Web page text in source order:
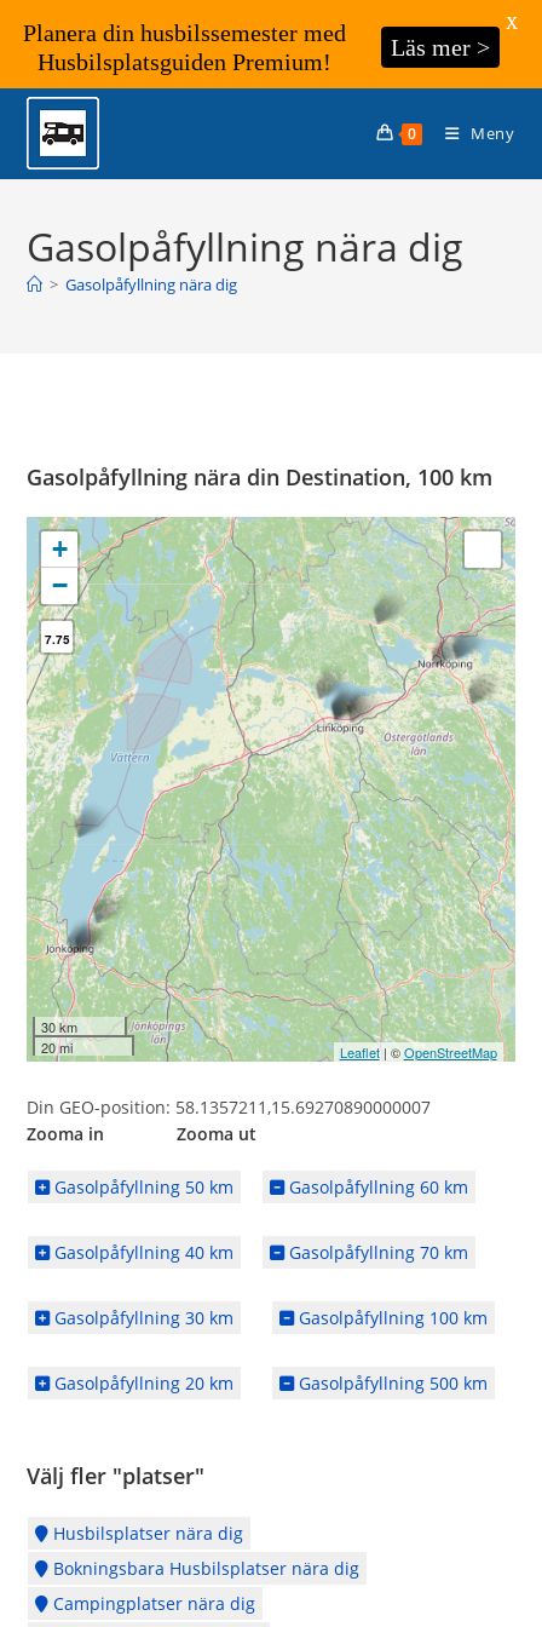
Hoppa
innehållet
0 Meny
Gasolpåfyllning nära dig
> Gasolpåfyllning nära dig
Gasolpåfyllning nära din Destination, 100 km
+
−
7.75
30 km
20 mi
Leaflet| ©OpenStreetMap
Din GEO-position: 58.1357211,15.69270890000007
Zooma in Zooma ut
Gasolpåfyllning 50 km Gasolpåfyllning 60 km
Gasolpåfyllning 40 km Gasolpåfyllning 70 km
Gasolpåfyllning 30 km Gasolpåfyllning 100 km
Gasolpåfyllning 20 km Gasolpåfyllning 500 km
Välj fler "platser"
Husbilsplatser nära dig
Bokningsbara Husbilsplatser nära dig
Campingplatser nära dig
Planera din husbilssemester med
Husbilsplatsguiden Premium!
Läs mer >
X